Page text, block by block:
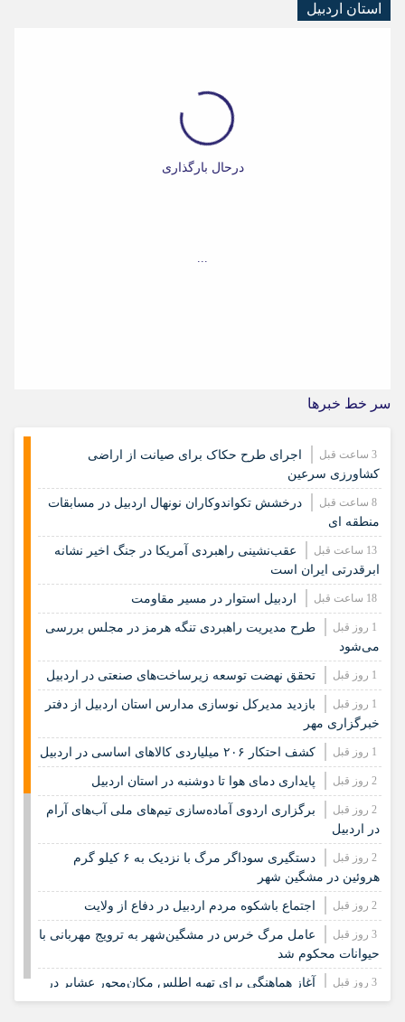
استان اردبیل
درحال بارگذاری
...
سر خط خبرها
اجرای طرح حکاک برای صیانت از اراضی
کشاورزی سرعین
درخشش تکواندوکاران نونهال اردبیل در مسابقات
منطقه ای
عقب‌نشینی راهبردی آمریکا در جنگ اخیر نشانه
ابرقدرتی ایران است
اردبیل استوار در مسیر مقاومت
طرح مدیریت راهبردی تنگه هرمز در مجلس بررسی
می‌شود
تحقق نهضت توسعه زیرساخت‌های صنعتی در اردبیل
بازدید مدیرکل نوسازی مدارس استان اردبیل از دفتر
خبرگزاری مهر
کشف احتکار ۲۰۶ میلیاردی کالاهای اساسی در اردبیل
پایداری دمای هوا تا دوشنبه در استان اردبیل
برگزاری اردوی آماده‌سازی تیم‌های ملی آب‌های آرام
در اردبیل
دستگیری سوداگر مرگ با نزدیک به ۶ کیلو گرم
هروئین در مشگین شهر
اجتماع باشکوه مردم اردبیل در دفاع از ولایت
عامل مرگ خرس در مشگین‌شهر به ترویج مهربانی با
حیوانات محکوم شد
آغاز هماهنگی برای تهیه اطلس مکان‌محور عشایر در
اردبیل